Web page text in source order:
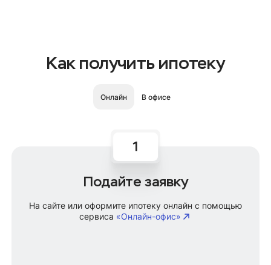
Как получить ипотеку
Онлайн В офисе
Подайте заявку
На сайте или оформите ипотеку онлайн с помощью
сервиса «Онлайн-офис»